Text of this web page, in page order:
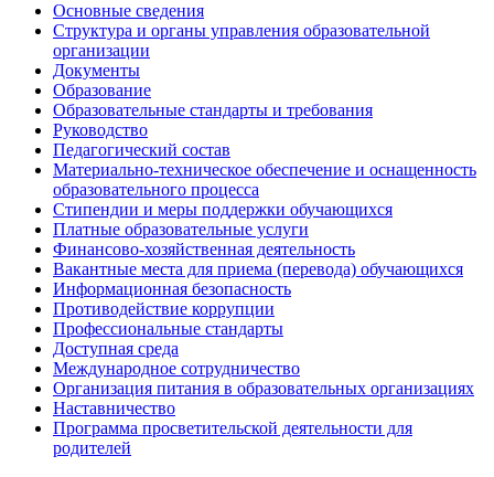
Основные сведения
Структура и органы управления образовательной
организации
Документы
Образование
Образовательные стандарты и требования
Руководство
Педагогический состав
Материально-техническое обеспечение и оснащенность
образовательного процесса
Стипендии и меры поддержки обучающихся
Платные образовательные услуги
Финансово-хозяйственная деятельность
Вакантные места для приема (перевода) обучающихся
Информационная безопасность
Противодействие коррупции
Профессиональные стандарты
Доступная среда
Международное сотрудничество
Организация питания в образовательных организациях
Наставничество
Программа просветительской деятельности для
родителей